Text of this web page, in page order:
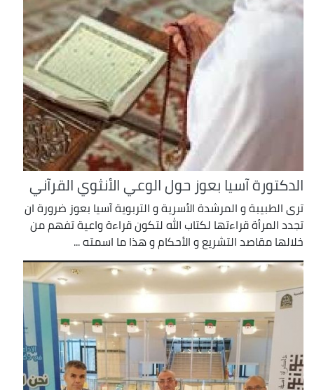
الدكتورة آسيا بعوز حول الوعي الأنثوي القرآني
ترى الطبيبة و المرشدة الأسرية و التربوية آسيا بعوز ضرورة ان
تجدد المرأة قراءتها لكتاب الله لتكون قراءة واعية تفهم من
خلالها مقاصد التشريع و الأحكام و هذا ما اسمته ...